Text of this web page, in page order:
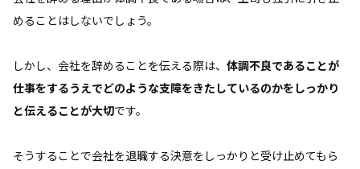
めることはしないでしょう。
しかし、会社を辞めることを伝える際は、 体調不良であることが
仕事をするうえでどのような支障をきたしているのかをしっかり
と伝えることが大切です。
そうすることで会社を退職する決意をしっかりと受け止めてもら